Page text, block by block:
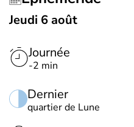
Jeudi 6 août
Journée
-2 min
Dernier
quartier de Lune